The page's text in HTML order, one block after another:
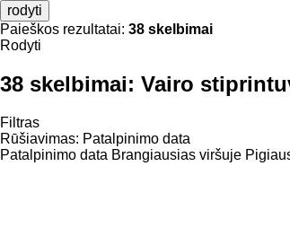
rodyti
Paieškos rezultatai: 38 skelbimai
Rodyti
38 skelbimai: Vairo
Filtras
Rūšiavimas: Patalpinimo data
Patalpinimo data Brangiausias viršuje